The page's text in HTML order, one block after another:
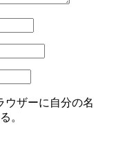
ウザーに自分の名
。